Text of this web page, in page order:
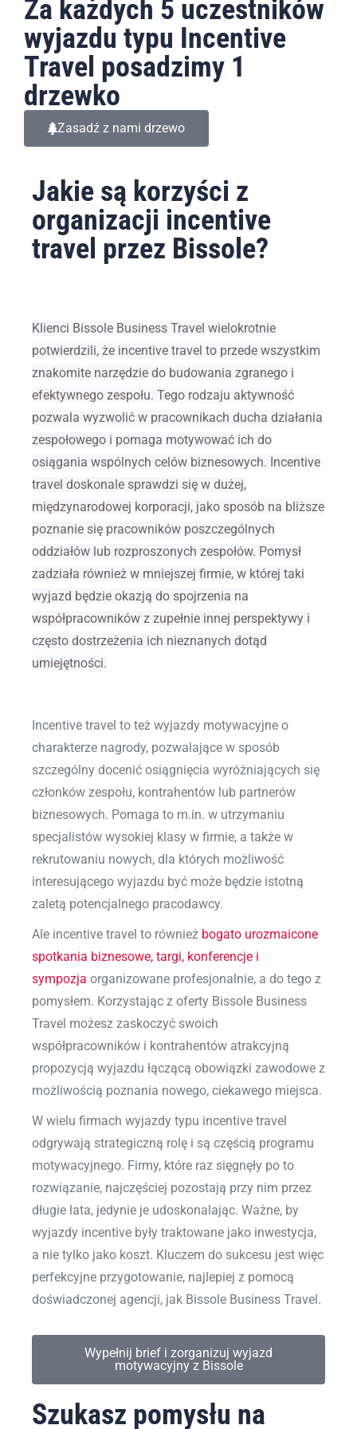
Za każdych 5 uczestników
wyjazdu typu Incentive
Travel posadzimy 1
drzewko
Zasadź z nami drzewo
Jakie są korzyści z
organizacji incentive
travel przez Bissole?
Klienci Bissole Business Travel wielokrotnie
potwierdzili, że incentive travel to przede wszystkim
znakomite narzędzie do budowania zgranego i
efektywnego zespołu. Tego rodzaju aktywność
pozwala wyzwolić w pracownikach ducha działania
zespołowego i pomaga motywować ich do
osiągania wspólnych celów biznesowych. Incentive
travel doskonale sprawdzi się w dużej,
międzynarodowej korporacji, jako sposób na bliższe
poznanie się pracowników poszczególnych
oddziałów lub rozproszonych zespołów. Pomysł
zadziała również w mniejszej firmie, w której taki
wyjazd będzie okazją do spojrzenia na
współpracowników z zupełnie innej perspektywy i
często dostrzeżenia ich nieznanych dotąd
umiejętności.
Incentive travel to też wyjazdy motywacyjne o
charakterze nagrody, pozwalające w sposób
szczególny docenić osiągnięcia wyróżniających się
członków zespołu, kontrahentów lub partnerów
biznesowych. Pomaga to m.in. w utrzymaniu
specjalistów wysokiej klasy w firmie, a także w
rekrutowaniu nowych, dla których możliwość
interesującego wyjazdu być może będzie istotną
zaletą potencjalnego pracodawcy.
Ale incentive travel to również bogato urozmaicone
spotkania biznesowe, targi, konferencje i
sympozja organizowane profesjonalnie, a do tego z
pomysłem. Korzystając z oferty Bissole Business
Travel możesz zaskoczyć swoich
współpracowników i kontrahentów atrakcyjną
propozycją wyjazdu łączącą obowiązki zawodowe z
możliwością poznania nowego, ciekawego miejsca.
W wielu firmach wyjazdy typu incentive travel
odgrywają strategiczną rolę i są częścią programu
motywacyjnego. Firmy, które raz sięgnęły po to
rozwiązanie, najczęściej pozostają przy nim przez
długie lata, jedynie je udoskonalając. Ważne, by
wyjazdy incentive były traktowane jako inwestycja,
a nie tylko jako koszt. Kluczem do sukcesu jest więc
perfekcyjne przygotowanie, najlepiej z pomocą
doświadczonej agencji, jak Bissole Business Travel.
Wypełnij brief i zorganizuj wyjazd
motywacyjny z Bissole
Szukasz pomysłu na